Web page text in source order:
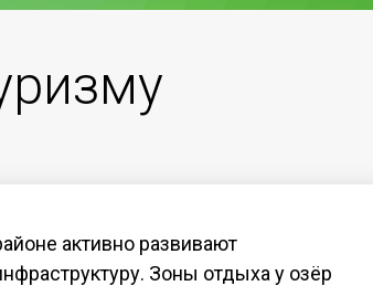
активно развивают
Зоны отдыха у озёр